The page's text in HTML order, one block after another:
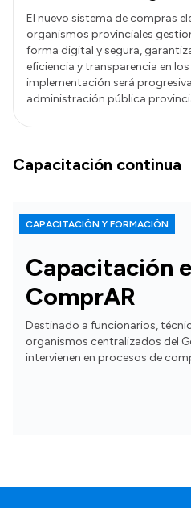
El nuevo sistema de compras
organismos provinciales
forma digital y segura,
eficiencia y transparencia en
implementación será
administración pública
Capacitación continua
Capacitación
ComprAR
CAPACITACIÓN Y FORMACIÓN
Destinado a funcionarios,
organismos centralizados del
intervienen en procesos de